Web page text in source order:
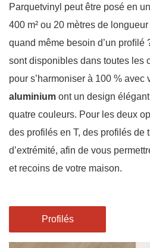
Parquetvinyl peut être posé en
400 m² ou 20 mètres de
quand même besoin d’un proﬁlé
sont disponibles dans toutes les
pour s’harmoniser à 100 % avec
aluminium ont un design
quatre couleurs. Pour les deux
des profilés en T, des profilés de
d’extrémité, afin de vous
et recoins de votre maison.
Profilés